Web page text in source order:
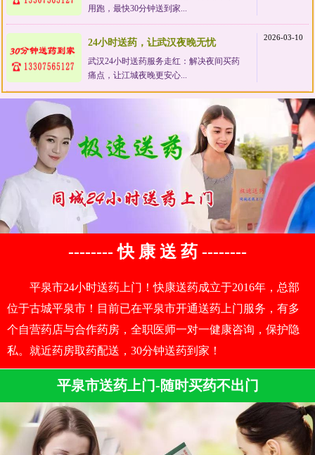
用跑，最快30分钟送到家...
24小时送药，让武汉夜晚无忧
武汉24小时送药服务走红：解决夜间买药
痛点，让江城夜晚更安心...
2026-03-10
-------- 快 康 送 药 --------
平泉市24小时送药上门！快康送药成立于2016年，总部
位于古城平泉市！目前已在平泉市开通送药上门服务，有多
个自营药店与合作药房，全职医师一对一健康咨询，保护隐
私。就近药房取药配送，30分钟送药到家！
平泉市送药上门-随时买药不出门